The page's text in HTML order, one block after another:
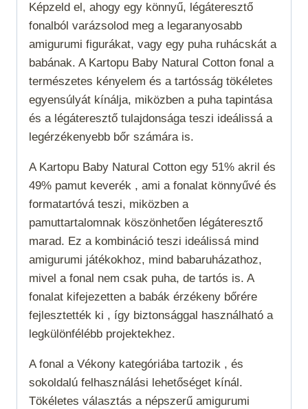
Képzeld el, ahogy egy könnyű, légáteresztő
fonalból varázsolod meg a legaranyosabb
amigurumi figurákat, vagy egy puha ruhácskát a
babának. A Kartopu Baby Natural Cotton fonal a
természetes kényelem és a tartósság tökéletes
egyensúlyát kínálja, miközben a puha tapintása
és a légáteresztő tulajdonsága teszi ideálissá a
legérzékenyebb bőr számára is.
A Kartopu Baby Natural Cotton egy 51% akril és
49% pamut keverék , ami a fonalat könnyűvé és
formatartóvá teszi, miközben a
pamuttartalomnak köszönhetően légáteresztő
marad. Ez a kombináció teszi ideálissá mind
amigurumi játékokhoz, mind babaruházathoz,
mivel a fonal nem csak puha, de tartós is. A
fonalat kifejezetten a babák érzékeny bőrére
fejlesztették ki , így biztonsággal használható a
legkülönfélébb projektekhez.
A fonal a Vékony kategóriába tartozik , és
sokoldalú felhasználási lehetőséget kínál.
Tökéletes választás a népszerű amigurumi